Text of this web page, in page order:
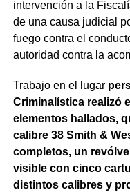
intervención a la
de una causa judicial
fuego contra el
autoridad contra la
Trabajo en el lugar
Criminalística realizó
elementos hallados,
calibre 38 Smith &
completos, un
visible con cinco
distintos calibres y